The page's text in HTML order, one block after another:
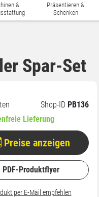
&
Präsentieren &
Schenken
Spar-Set
Shop-ID PB136
Lieferung
Preise anzeigen
PDF-Produktflyer
per E-Mail empfehlen